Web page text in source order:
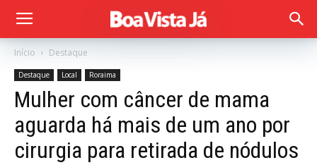
Início Destaque
Destaque Local Roraima
Mulher com câncer de mama
aguarda há mais de um ano por
cirurgia para retirada de nódulos